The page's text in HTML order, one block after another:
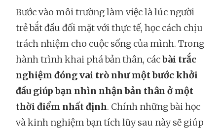
Bước vào môi trường làm việc là lúc người
trẻ bắt đầu đối mặt với thực tế, học cách chịu
trách nhiệm cho cuộc sống của mình. Trong
hành trình khai phá bản thân, cácbài trắc
nghiệm đóng vai trò như một bước khởi
đầu giúp bạn nhìn nhận bản thân ở một
thời điểm nhất định. Chính những bài học
và kinh nghiệm bạn tích lũy sau này sẽ giúp